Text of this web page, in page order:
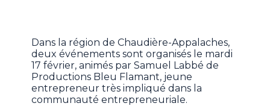
Dans la région de Chaudière-Appalaches,
deux événements sont organisés le mardi
17 février, animés par Samuel Labbé de
Productions Bleu Flamant, jeune
entrepreneur très impliqué dans la
communauté entrepreneuriale.